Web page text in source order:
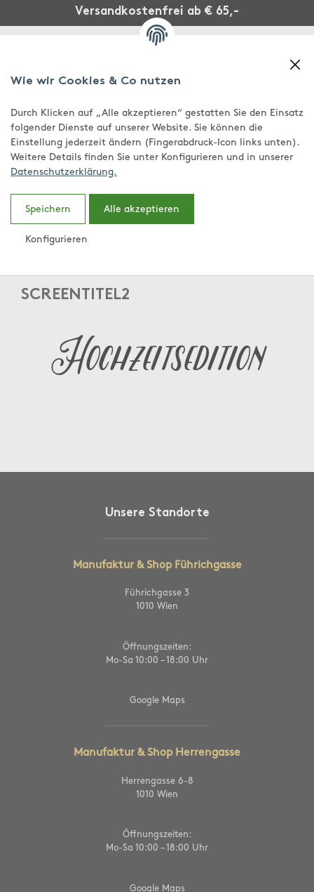
Wie wir Cookies & Co nutzen
Durch Klicken auf „Alle akzeptieren“ gestatten Sie den Einsatz
folgender Dienste auf unserer Website. Sie können die
Einstellung jederzeit ändern (Fingerabdruck-Icon links unten).
Weitere Details finden Sie unter Konfigurieren und in unserer
Datenschutzerklärung.
Speichern Alle akzeptieren
Konfigurieren
Versandkostenfrei ab € 65,-
SCREENTITEL2
Hochzeitsedition
Unsere Standorte
Manufaktur & Shop Führichgasse
Führichgasse 3
1010 Wien
Öffnungszeiten:
Mo-Sa 10:00 – 18:00 Uhr
Google Maps
Manufaktur & Shop Herrengasse
Herrengasse 6-8
1010 Wien
Öffnungszeiten:
Mo-Sa 10:00 – 18:00 Uhr
Google Maps